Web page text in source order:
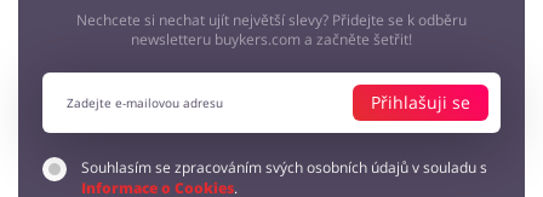
Nechcete si nechat ujít největší slevy? Přidejte se k odběru
newsletteru buykers.com a začněte šetřit!
Přihlašuji se
Souhlasím se zpracováním svých osobních údajů v souladu s
Informace o Cookies.